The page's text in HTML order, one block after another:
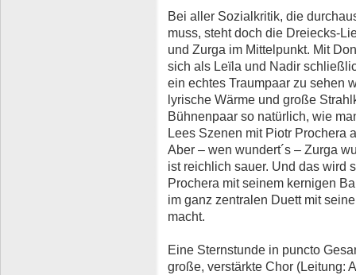
Bei aller Sozialkritik, die
muss, steht doch die Dreiecks-
und Zurga im Mittelpunkt. Mit
sich als Leïla und Nadir
ein echtes Traumpaar zu sehen
lyrische Wärme und große
Bühnenpaar so natürlich, wie
Lees Szenen mit Piotr Prochera
Aber – wen wundert´s – Zurga
ist reichlich sauer. Und das wird
Prochera mit seinem kernigen
im ganz zentralen Duett mit
macht.
Eine Sternstunde in puncto
große, verstärkte Chor (Leitung: